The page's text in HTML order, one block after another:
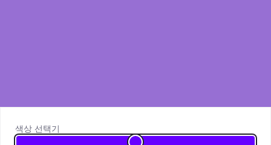
색상 선택기